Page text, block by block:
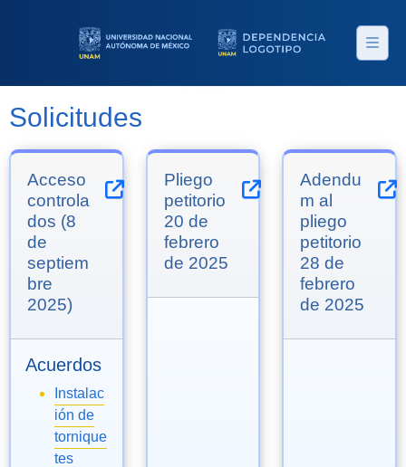
Solicitudes
Acceso
controla
dos (8
de
septiem
bre
2025)
Acuerdos
Instalac
ión de
tornique
tes
Pliego
petitorio
20 de
febrero
de 2025
Adendu
m al
pliego
petitorio
28 de
febrero
de 2025